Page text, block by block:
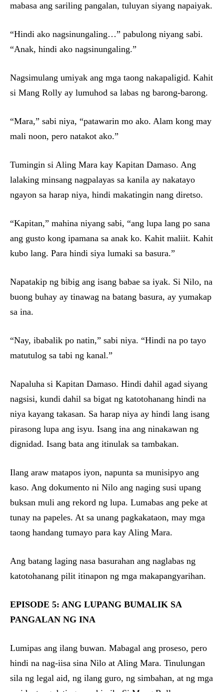
mabasa ang sariling pangalan, tuluyan siyang napaiyak.
“Hindi ako nagsinungaling…” pabulong niyang sabi.
“Anak, hindi ako nagsinungaling.”
Nagsimulang umiyak ang mga taong nakapaligid. Kahit
si Mang Rolly ay lumuhod sa labas ng barong-barong.
“Mara,” sabi niya, “patawarin mo ako. Alam kong may
mali noon, pero natakot ako.”
Tumingin si Aling Mara kay Kapitan Damaso. Ang
lalaking minsang nagpalayas sa kanila ay nakatayo
ngayon sa harap niya, hindi makatingin nang diretso.
“Kapitan,” mahina niyang sabi, “ang lupa lang po sana
ang gusto kong ipamana sa anak ko. Kahit maliit. Kahit
kubo lang. Para hindi siya lumaki sa basura.”
Napatakip ng bibig ang isang babae sa iyak. Si Nilo, na
buong buhay ay tinawag na batang basura, ay yumakap
sa ina.
“Nay, ibabalik po natin,” sabi niya. “Hindi na po tayo
matutulog sa tabi ng kanal.”
Napaluha si Kapitan Damaso. Hindi dahil agad siyang
nagsisi, kundi dahil sa bigat ng katotohanang hindi na
niya kayang takasan. Sa harap niya ay hindi lang isang
pirasong lupa ang isyu. Isang ina ang ninakawan ng
dignidad. Isang bata ang itinulak sa tambakan.
Ilang araw matapos iyon, napunta sa munisipyo ang
kaso. Ang dokumento ni Nilo ang naging susi upang
buksan muli ang rekord ng lupa. Lumabas ang peke at
tunay na papeles. At sa unang pagkakataon, may mga
taong handang tumayo para kay Aling Mara.
Ang batang laging nasa basurahan ang naglabas ng
katotohanang pilit itinapon ng mga makapangyarihan.
EPISODE 5: ANG LUPANG BUMALIK SA
PANGALAN NG INA
Lumipas ang ilang buwan. Mabagal ang proseso, pero
hindi na nag-iisa sina Nilo at Aling Mara. Tinulungan
sila ng legal aid, ng ilang guro, ng simbahan, at ng mga